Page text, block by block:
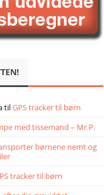
tilGPS tracker til børn
med tissemand – Mr.P.
børnene nemt og
tracker til børn